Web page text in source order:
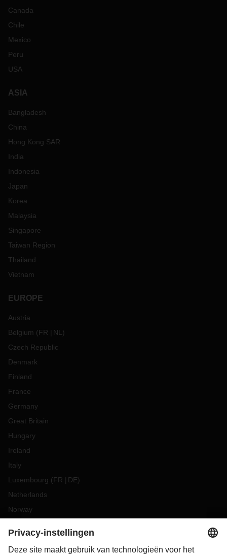
Canada
Chile
Mexico
Peru
USA
ASIA
Bangladesh
China
Hong Kong SAR
India
Indonesia
Japan
Korea
Malaysia
Singapore
Taiwan Region
Thailand
Vietnam
EUROPE
Austria
Belgium (FR NL )
Czech Republic
Denmark
Finland
France
Germany
Great Britain
Hungary
Ireland
Italy
Luxembourg (FR DE)
Netherlands
Norway